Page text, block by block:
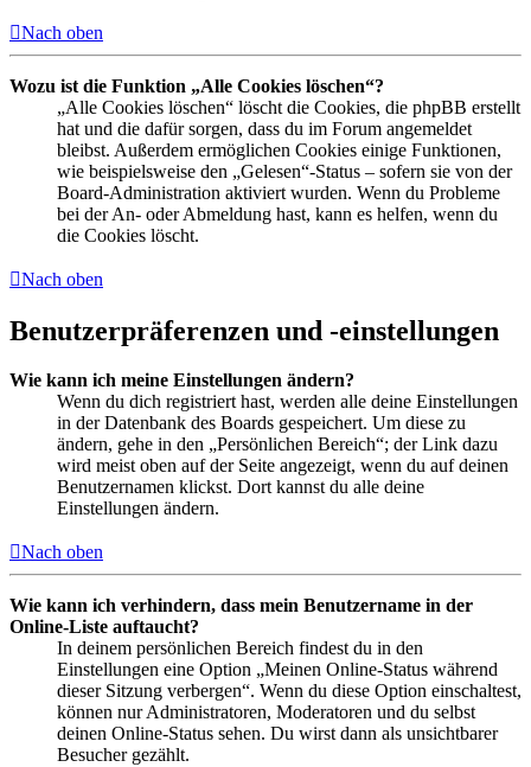
Nach oben
Wozu ist die Funktion „Alle Cookies löschen“?
„Alle Cookies löschen“ löscht die Cookies, die phpBB erstellt
hat und die dafür sorgen, dass du im Forum angemeldet
bleibst. Außerdem ermöglichen Cookies einige Funktionen,
wie beispielsweise den „Gelesen“-Status – sofern sie von der
Board-Administration aktiviert wurden. Wenn du Probleme
bei der An- oder Abmeldung hast, kann es helfen, wenn du
die Cookies löscht.
Nach oben
Benutzerpräferenzen und -einstellungen
Wie kann ich meine Einstellungen ändern?
Wenn du dich registriert hast, werden alle deine Einstellungen
in der Datenbank des Boards gespeichert. Um diese zu
ändern, gehe in den „Persönlichen Bereich“; der Link dazu
wird meist oben auf der Seite angezeigt, wenn du auf deinen
Benutzernamen klickst. Dort kannst du alle deine
Einstellungen ändern.
Nach oben
Wie kann ich verhindern, dass mein Benutzername in der
Online-Liste auftaucht?
In deinem persönlichen Bereich findest du in den
Einstellungen eine Option „Meinen Online-Status während
dieser Sitzung verbergen“. Wenn du diese Option einschaltest,
können nur Administratoren, Moderatoren und du selbst
deinen Online-Status sehen. Du wirst dann als unsichtbarer
Besucher gezählt.